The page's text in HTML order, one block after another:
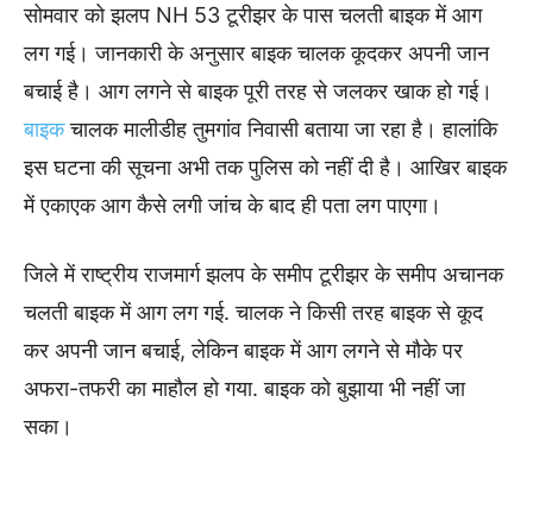
सोमवार को झलप NH 53 टूरीझर के पास चलती बाइक में आग
लग गई। जानकारी के अनुसार बाइक चालक कूदकर अपनी जान
बचाई है। आग लगने से बाइक पूरी तरह से जलकर खाक हो गई।
बाइकचालक मालीडीह तुमगांव निवासी बताया जा रहा है। हालांकि
इस घटना की सूचना अभी तक पुलिस को नहीं दी है। आखिर बाइक
में एकाएक आग कैसे लगी जांच के बाद ही पता लग पाएगा।
जिले में राष्ट्रीय राजमार्ग झलप के समीप टूरीझर के समीप अचानक
चलती बाइक में आग लग गई. चालक ने किसी तरह बाइक से कूद
कर अपनी जान बचाई, लेकिन बाइक में आग लगने से मौके पर
अफरा-तफरी का माहौल हो गया. बाइक को बुझाया भी नहीं जा
सका।